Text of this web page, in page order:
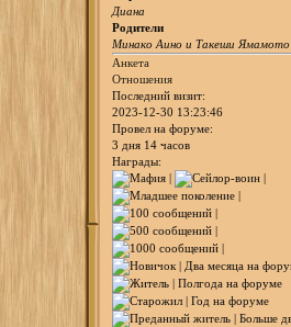
Диана
Родители
Минако Аино и Такеши Ямамото
Анкета
Отношения
Последний визит:
2023-12-30 13:23:46
Провел на форуме:
3 дня 14 часов
Награды: